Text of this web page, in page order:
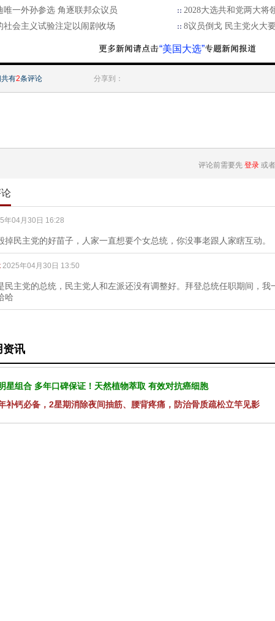
唯一外孙参选 角逐联邦众议员
2028大选共和党两大将
社会主义试验注定以闹剧收场
8议员倒戈 民主党火大
“美国大选”
有2条评论 分享到：
评论前需要先 登录 或者
年04月30日 16:28
掉民主党的好苗子，人家一直想要个女总统，你没事老跟人家瞎互动。
2025年04月30日 13:50
民主党的总统，民主党人和左派还没有调整好。拜登总统任职期间，我
哈
资讯
星组合 多年口碑保证！天然植物萃取 有效对抗癌细胞
补钙必备，2星期消除夜间抽筋、腰背疼痛，防治骨质疏松立竿见影